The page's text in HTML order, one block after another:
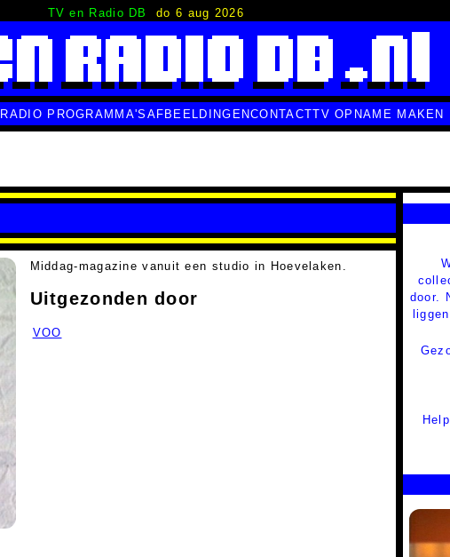
TV en Radio DB do 6 aug 2026
RADIO PROGRAMMA'S AFBEELDINGENCONTACTTV OPNAME MAKEN
Middag-magazine vanuit een studio in Hoevelaken.
Uitgezonden door
VOO
door.